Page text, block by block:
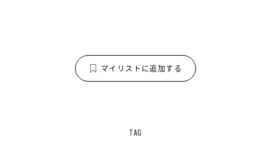
マイリストに追加する
TAG